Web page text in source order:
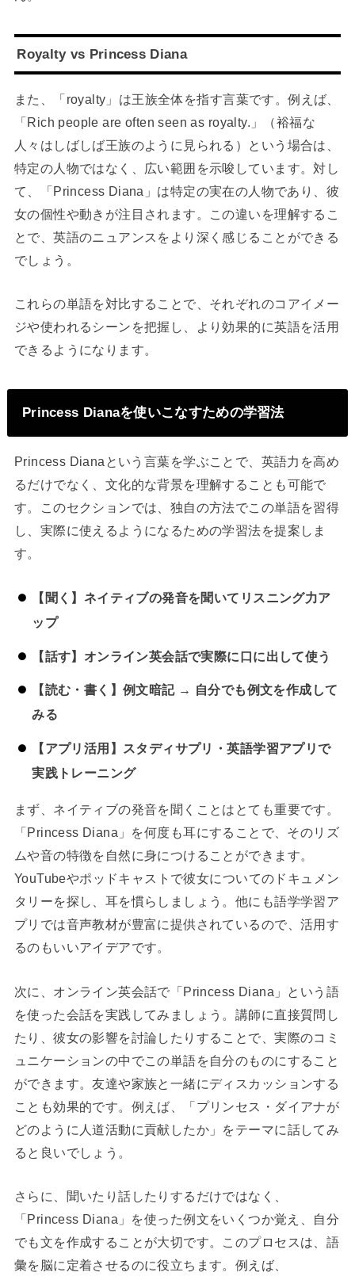
Royalty vs Princess Diana
また、「royalty」は王族全体を指す言葉です。例えば、
「Rich people are often seen as royalty.」（裕福な
人々はしばしば王族のように見られる）という場合は、
特定の人物ではなく、広い範囲を示唆しています。対し
て、「Princess Diana」は特定の実在の人物であり、彼
女の個性や動きが注目されます。この違いを理解するこ
とで、英語のニュアンスをより深く感じることができる
でしょう。
これらの単語を対比することで、それぞれのコアイメー
ジや使われるシーンを把握し、より効果的に英語を活用
できるようになります。
Princess Dianaを使いこなすための学習法
Princess Dianaという言葉を学ぶことで、英語力を高め
るだけでなく、文化的な背景を理解することも可能で
す。このセクションでは、独自の方法でこの単語を習得
し、実際に使えるようになるための学習法を提案しま
す。
【聞く】ネイティブの発音を聞いてリスニング力ア
ップ
【話す】オンライン英会話で実際に口に出して使う
【読む・書く】例文暗記 → 自分でも例文を作成して
みる
【アプリ活用】スタディサプリ・英語学習アプリで
実践トレーニング
まず、ネイティブの発音を聞くことはとても重要です。
「Princess Diana」を何度も耳にすることで、そのリズ
ムや音の特徴を自然に身につけることができます。
YouTubeやポッドキャストで彼女についてのドキュメン
タリーを探し、耳を慣らしましょう。他にも語学学習ア
プリでは音声教材が豊富に提供されているので、活用す
るのもいいアイデアです。
次に、オンライン英会話で「Princess Diana」という語
を使った会話を実践してみましょう。講師に直接質問し
たり、彼女の影響を討論したりすることで、実際のコミ
ュニケーションの中でこの単語を自分のものにすること
ができます。友達や家族と一緒にディスカッションする
ことも効果的です。例えば、「プリンセス・ダイアナが
どのように人道活動に貢献したか」をテーマに話してみ
ると良いでしょう。
さらに、聞いたり話したりするだけではなく、
「Princess Diana」を使った例文をいくつか覚え、自分
でも文を作成することが大切です。このプロセスは、語
彙を脳に定着させるのに役立ちます。例えば、